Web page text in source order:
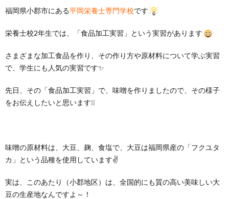
福岡県小郡市にある平岡栄養士専門学校です
栄養士校2年生では、「食品加工実習」という実習があります
さまざまな加工食品を作り、その作り方や原材料について学ぶ実習
で、学生にも人気の実習です✨
先日、その「食品加工実習」で、味噌を作りましたので、その様子
をお伝えしたいと思います❕❕
味噌の原材料は、大豆、麹、食塩で、大豆は福岡県産の「フクユタ
カ」という品種を使用しています✌
実は、このあたり（小郡地区）は、全国的にも質の高い美味しい大
豆の生産地なんですよ～！